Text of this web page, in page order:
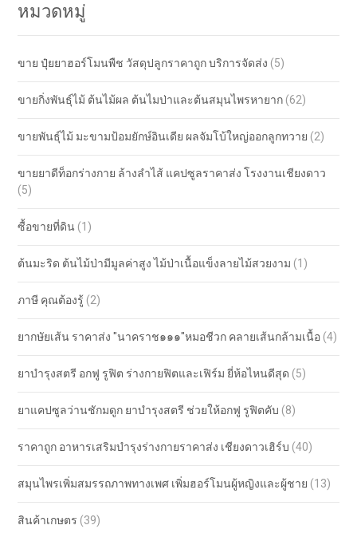
หมวดหมู่
ขาย ปุ๋ยยาฮอร์โมนพืช วัสดุปลูกราคาถูก บริการจัดส่ง (5)
ขายกิ่งพันธุ์ไม้ ต้นไม้ผล ต้นไมป่าและต้นสมุนไพรหายาก (62)
ขายพันธุ์ไม้ มะขามป้อมยักษ์อินเดีย ผลจัมโบ้ใหญ่ออกลูกทวาย (2)
ขายยาดีท็อกร่างกาย ล้างลำไส้ แคปซูลราคาส่ง โรงงานเชียงดาว
(5)
ซื้อขายที่ดิน (1)
ต้นมะริด ต้นไม้ป่ามีมูลค่าสูง ไม้ป่าเนื้อแข็งลายไม้สวยงาม (1)
ภาษี คุณต้องรู้ (2)
ยากษัยเส้น ราคาส่ง "นาคราช๑๑๑"หมอชีวก คลายเส้นกล้ามเนื้อ (4)
ยาบำรุงสตรี อกฟู รูฟิต ร่างกายฟิตและเฟิร์ม ยี่ห้อไหนดีสุด (5)
ยาแคปซูลว่านชักมดูก ยาบำรุงสตรี ช่วยให้อกฟู รูฟิตคับ (8)
ราคาถูก อาหารเสริมบำรุงร่างกายราคาส่ง เชียงดาวเฮิร์บ (40)
สมุนไพรเพิ่มสมรรถภาพทางเพศ เพิ่มฮอร์โมนผู้หญิงและผู้ชาย (13)
สินค้าเกษตร (39)